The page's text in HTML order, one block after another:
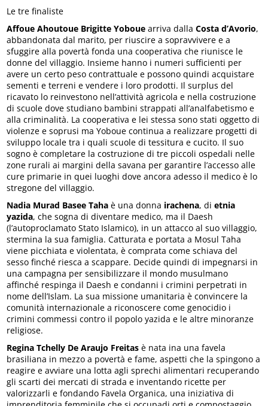
Le tre finaliste
Affoue Ahoutoue Brigitte Yoboue arriva dalla Costa d’Avorio,
abbandonata dal marito, per riuscire a sopravvivere e a
sfuggire alla povertà fonda una cooperativa che riunisce le
donne del villaggio. Insieme hanno i numeri sufficienti per
avere un certo peso contrattuale e possono quindi acquistare
sementi e terreni e vendere i loro prodotti. Il surplus del
ricavato lo reinvestono nell’attività agricola e nella costruzione
di scuole dove studiano bambini strappati all’analfabetismo e
alla criminalità. La cooperativa e lei stessa sono stati oggetto di
violenze e soprusi ma Yoboue continua a realizzare progetti di
sviluppo locale tra i quali scuole di tessitura e cucito. Il suo
sogno è completare la costruzione di tre piccoli ospedali nelle
zone rurali ai margini della savana per garantire l’accesso alle
cure primarie in quei luoghi dove ancora adesso il medico è lo
stregone del villaggio.
Nadia Murad Basee Taha è una donna irachena, dietnia
yazida, che sogna di diventare medico, ma il Daesh
(l’autoproclamato Stato Islamico), in un attacco al suo villaggio,
stermina la sua famiglia. Catturata e portata a Mosul Taha
viene picchiata e violentata, è comprata come schiava del
sesso finché riesca a scappare. Decide quindi di impegnarsi in
una campagna per sensibilizzare il mondo musulmano
affinché respinga il Daesh e condanni i crimini perpetrati in
nome dell’Islam. La sua missione umanitaria è convincere la
comunità internazionale a riconoscere come genocidio i
crimini commessi contro il popolo yazida e le altre minoranze
religiose.
Regina Tchelly De Araujo Freitas è nata ina una favela
brasiliana in mezzo a povertà e fame, aspetti che la spingono a
reagire e avviare una lotta agli sprechi alimentari recuperando
gli scarti dei mercati di strada e inventando ricette per
valorizzarli e fondando Favela Organica, una iniziativa di